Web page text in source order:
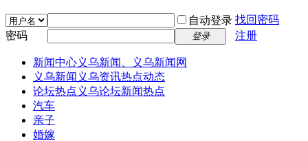
自动登录 找回密码
密码
登录 注册
新闻中心义乌新闻、义乌新闻网
义乌新闻 义乌资讯热点动态
论坛热点 义乌论坛新闻热点
汽车
亲子
婚嫁